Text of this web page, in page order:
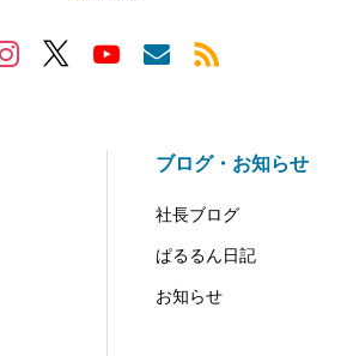
ブログ・お知らせ
社長ブログ
ぱるるん日記
お知らせ